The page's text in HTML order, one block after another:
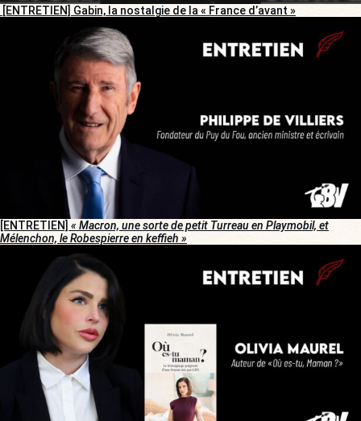
[ENTRETIEN] Gabin, la nostalgie de la « France d’avant »
[ENTRETIEN] « Macron, une sorte de petit Turreau en Playmobil, et
Mélenchon, le Robespierre en keffieh »